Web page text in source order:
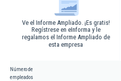
Ve el Informe Ampliado. ¡Es gratis!
Regístrese en eInforma y le
regalamos el Informe Ampliado de
esta empresa
Número de
empleados